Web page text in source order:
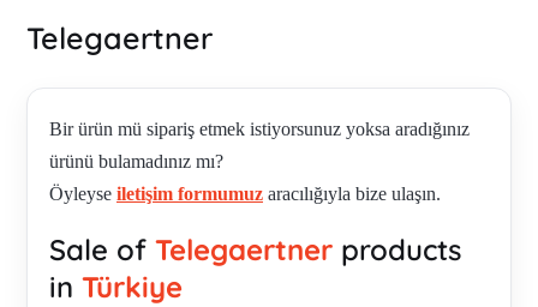
Telegaertner
Bir ürün mü sipariş etmek istiyorsunuz yoksa aradığınız
ürünü bulamadınız mı?
Öyleyse iletişim formumuz aracılığıyla bize ulaşın.
Sale of Telegaertner products
in Türkiye